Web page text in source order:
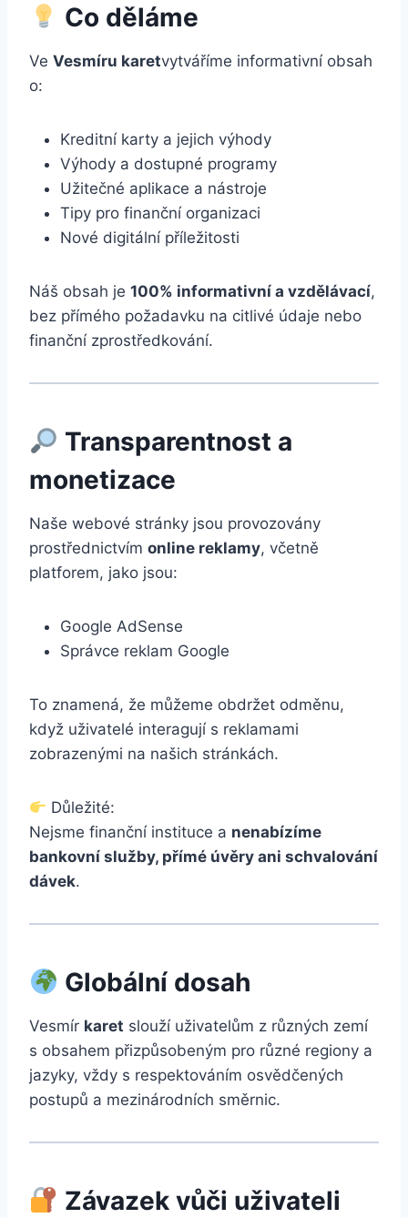
Co děláme
Ve Vesmíru karetvytváříme informativní obsah
o:
Kreditní karty a jejich výhody
Výhody a dostupné programy
Užitečné aplikace a nástroje
Tipy pro finanční organizaci
Nové digitální příležitosti
Náš obsah je 100% informativní a vzdělávací,
bez přímého požadavku na citlivé údaje nebo
finanční zprostředkování.
Transparentnost a
monetizace
Naše webové stránky jsou provozovány
prostřednictvím online reklamy, včetně
platforem, jako jsou:
Google AdSense
Správce reklam Google
To znamená, že můžeme obdržet odměnu,
když uživatelé interagují s reklamami
zobrazenými na našich stránkách.
Důležité:
Nejsme finanční instituce a nenabízíme
bankovní služby, přímé úvěry ani schvalování
dávek.
Globální dosah
Vesmír karet slouží uživatelům z různých zemí
s obsahem přizpůsobeným pro různé regiony a
jazyky, vždy s respektováním osvědčených
postupů a mezinárodních směrnic.
Závazek vůči uživateli